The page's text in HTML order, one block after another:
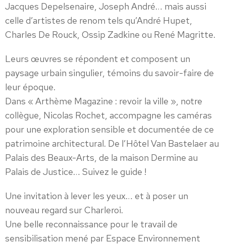
Jacques Depelsenaire, Joseph André… mais aussi
celle d’artistes de renom tels qu’André Hupet,
Charles De Rouck, Ossip Zadkine ou René Magritte.
Leurs œuvres se répondent et composent un
paysage urbain singulier, témoins du savoir-faire de
leur époque.
Dans « Arthème Magazine : revoir la ville », notre
collègue, Nicolas Rochet, accompagne les caméras
pour une exploration sensible et documentée de ce
patrimoine architectural. De l’Hôtel Van Bastelaer au
Palais des Beaux-Arts, de la maison Dermine au
Palais de Justice… Suivez le guide !
Une invitation à lever les yeux… et à poser un
nouveau regard sur Charleroi.
Une belle reconnaissance pour le travail de
sensibilisation mené par Espace Environnement